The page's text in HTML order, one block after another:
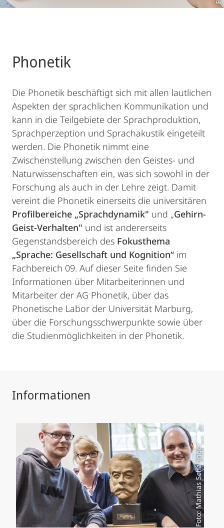
Phonetik
Die Phonetik beschäftigt sich mit allen lautlichen
Aspekten der sprachlichen Kommunikation und
kann in die Teilgebiete der Sprachproduktion,
Sprachperzeption und Sprachakustik eingeteilt
werden. Die Phonetik nimmt eine
Zwischenstellung zwischen den Geistes- und
Naturwissenschaften ein, was sich sowohl in der
Forschung als auch in der Lehre zeigt. Damit
vereint die Phonetik einerseits die universitären
Profilbereiche „Sprachdynamik" und „Gehirn-
Geist-Verhalten" und ist andererseits
Gegenstandsbereich des Fokusthema
„Sprache: Gesellschaft und Kognition“ im
Fachbereich 09. Auf dieser Seite finden Sie
Informationen über Mitarbeiterinnen und
Mitarbeiter der AG Phonetik, über das
Phonetische Labor der Universität Marburg,
über die Forschungsschwerpunkte sowie über
die Studienmöglichkeiten in der Phonetik.
Informationen
Foto: Mathias Scharinger